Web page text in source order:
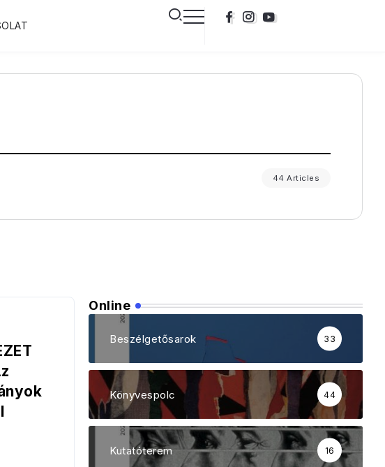
44 Articles
Online
Beszélgetősarok 33
Könyvespolc 44
Kutatóterem 16